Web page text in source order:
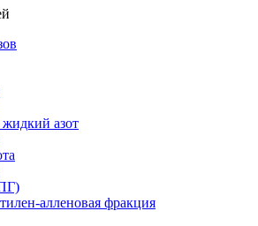
жидкий азот
алленовая фракция